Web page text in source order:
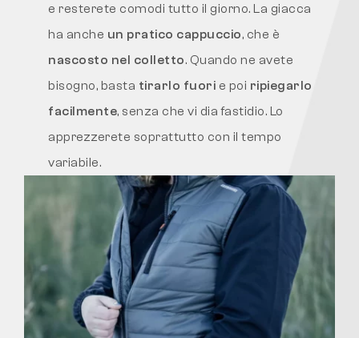
e resterete comodi tutto il giorno. La giacca
ha anche un pratico cappuccio, che è
nascosto nel colletto. Quando ne avete
bisogno, basta tirarlo fuori e poi ripiegarlo
facilmente, senza che vi dia fastidio. Lo
apprezzerete soprattutto con il tempo
variabile.